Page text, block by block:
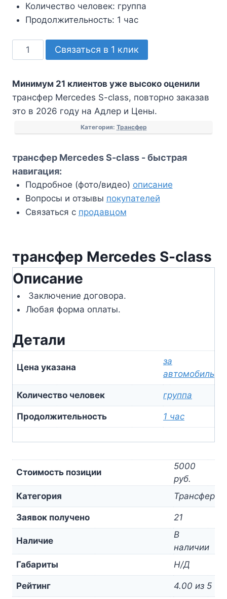
Количество человек: группа
Продолжительность: 1 час
Количество
товара
Mercedes
S-
class
Связаться в 1 клик
Минимум 21 клиентов уже высоко оценили
трансфер Mercedes S-class, повторно заказав
это в 2026 году на Адлер и Цены.
Категория: Трансфер
трансфер Mercedes S-class - быстрая
навигация:
Подробное (фото/видео) описание
Вопросы и отзывы покупателей
Связаться с продавцом
трансфер Mercedes S-class
Описание
Заключение договора.
Любая форма оплаты.
Детали
Цена указана
за
автомобиль
Количество человек группа
Продолжительность 1 час
Стоимость позиции
5000
руб.
Категория
Трансфер
Заявок получено 21
Наличие
В
наличии
Габариты
Н/Д
Рейтинг 4.00 из 5